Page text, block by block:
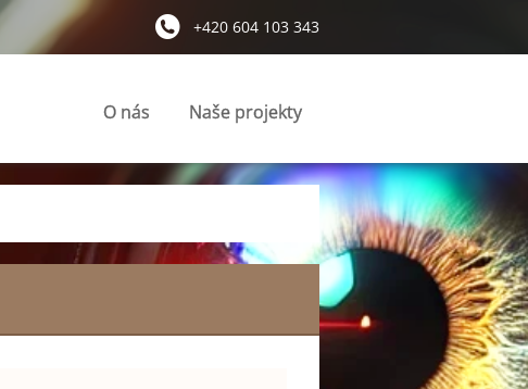
+420 604 103 343
O nás Naše projekty